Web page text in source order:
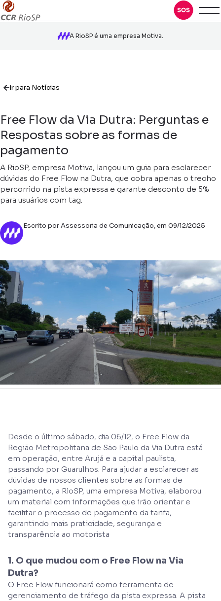
A RioSP é uma empresa Motiva.
Ir para Notícias
Free Flow da Via Dutra: Perguntas e
Respostas sobre as formas de
pagamento
A RioSP, empresa Motiva, lançou um guia para esclarecer
dúvidas do Free Flow na Dutra, que cobra apenas o trecho
percorrido na pista expressa e garante desconto de 5%
para usuários com tag.
Escrito por Assessoria de Comunicação, em 09/12/2025
Desde o último sábado, dia 06/12, o Free Flow da
Região Metropolitana de São Paulo da Via Dutra está
em operação, entre Arujá e a capital paulista,
passando por Guarulhos. Para ajudar a esclarecer as
dúvidas de nossos clientes sobre as formas de
pagamento, a RioSP, uma empresa Motiva, elaborou
um material com informações que irão orientar e
facilitar o processo de pagamento da tarifa,
garantindo mais praticidade, segurança e
transparência ao motorista
1. O que mudou com o Free Flow na Via
Dutra?
O Free Flow funcionará como ferramenta de
gerenciamento de tráfego da pista expressa. A pista